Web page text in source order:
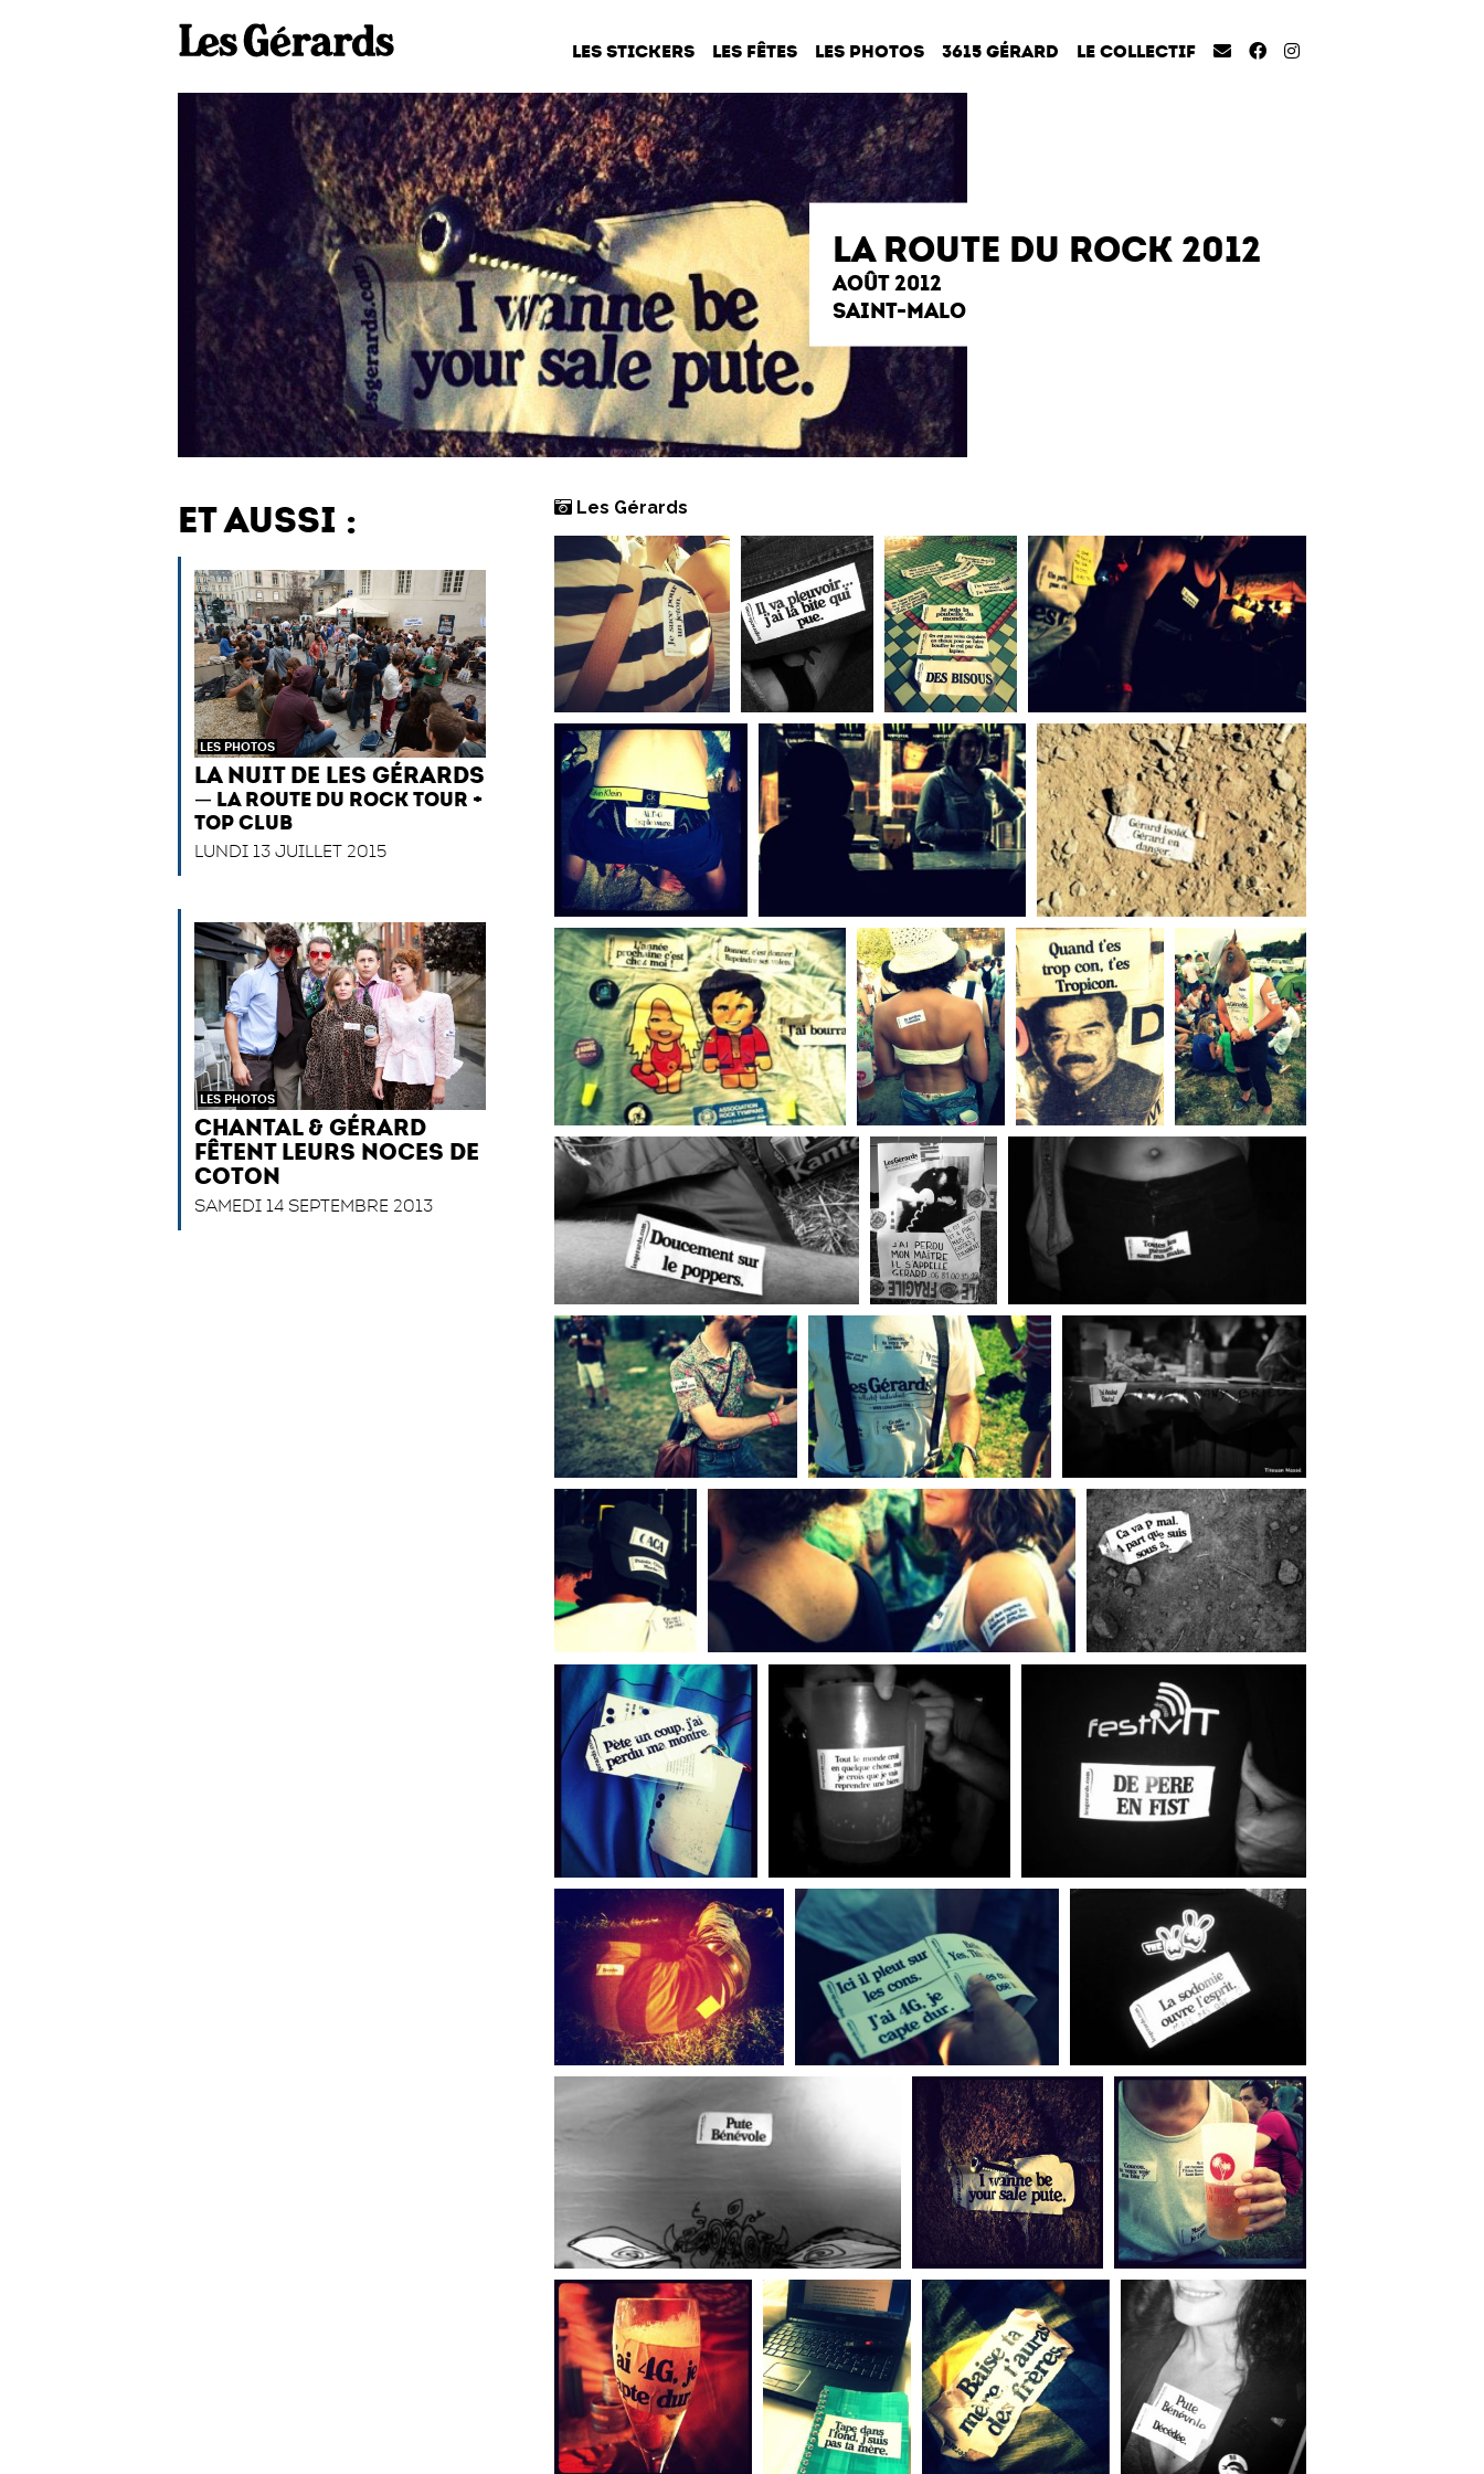
LES STICKERS LES FÊTES LES PHOTOS 3615 GÉRARD LE COLLECTIF
LA ROUTE DU ROCK 2012
AOÛT 2012
SAINT-MALO
Les Gérards
ET AUSSI :
LES PHOTOS
LA NUIT DE LES GÉRARDS
LA ROUTE DU ROCK TOUR +
TOP CLUB
LUNDI 13 JUILLET 2015
LES PHOTOS
CHANTAL & GÉRARD
FÊTENT LEURS NOCES DE
COTON
SAMEDI 14 SEPTEMBRE 2013